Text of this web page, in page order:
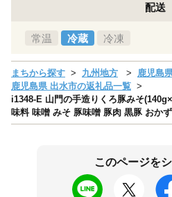
配送
常温 冷蔵 冷凍
まちから探す 九州地方
鹿児島
鹿児島県 出水市の返礼品一覧
i1348-E 山門の手造りくろ豚みそ
味料 味噌 みそ 豚味噌 豚肉 黒豚 おか
このページを